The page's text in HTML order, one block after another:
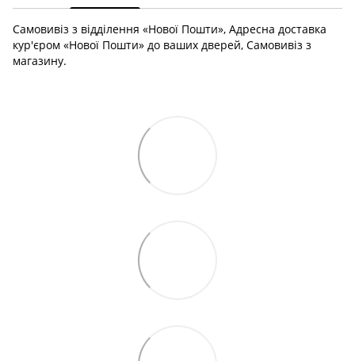
Самовивіз з відділення «Нової Пошти», Адресна доставка
кур'єром «Нової Пошти» до ваших дверей, Самовивіз з
магазину.